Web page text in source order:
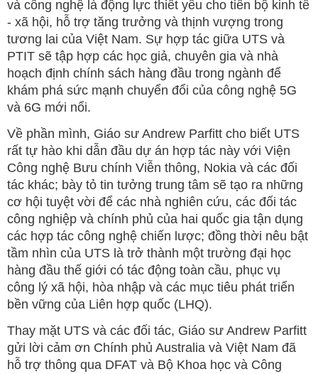
và công nghệ là động lực thiết yếu cho tiến bộ kinh tế
- xã hội, hỗ trợ tăng trưởng và thịnh vượng trong
tương lai của Việt Nam. Sự hợp tác giữa UTS và
PTIT sẽ tập hợp các học giả, chuyên gia và nhà
hoạch định chính sách hàng đầu trong ngành để
khám phá sức mạnh chuyển đổi của công nghệ 5G
và 6G mới nổi.
Về phần mình, Giáo sư Andrew Parfitt cho biết UTS
rất tự hào khi dẫn đầu dự án hợp tác này với Viện
Công nghệ Bưu chính Viễn thông, Nokia và các đối
tác khác; bày tỏ tin tưởng trung tâm sẽ tạo ra những
cơ hội tuyệt vời để các nhà nghiên cứu, các đối tác
công nghiệp và chính phủ của hai quốc gia tận dụng
các hợp tác công nghệ chiến lược; đồng thời nêu bật
tầm nhìn của UTS là trở thành một trường đại học
hàng đầu thế giới có tác động toàn cầu, phục vụ
công lý xã hội, hòa nhập và các mục tiêu phát triển
bền vững của Liên hợp quốc (LHQ).
Thay mặt UTS và các đối tác, Giáo sư Andrew Parfitt
gửi lời cảm ơn Chính phủ Australia và Việt Nam đã
hỗ trợ thông qua DFAT và Bộ Khoa học và Công